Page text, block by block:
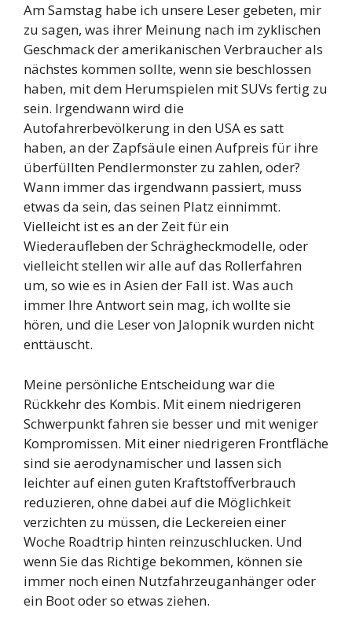
Am Samstag habe ich unsere Leser gebeten, mir
zu sagen, was ihrer Meinung nach im zyklischen
Geschmack der amerikanischen Verbraucher als
nächstes kommen sollte, wenn sie beschlossen
haben, mit dem Herumspielen mit SUVs fertig zu
sein. Irgendwann wird die
Autofahrerbevölkerung in den USA es satt
haben, an der Zapfsäule einen Aufpreis für ihre
überfüllten Pendlermonster zu zahlen, oder?
Wann immer das irgendwann passiert, muss
etwas da sein, das seinen Platz einnimmt.
Vielleicht ist es an der Zeit für ein
Wiederaufleben der Schrägheckmodelle, oder
vielleicht stellen wir alle auf das Rollerfahren
um, so wie es in Asien der Fall ist. Was auch
immer Ihre Antwort sein mag, ich wollte sie
hören, und die Leser von Jalopnik wurden nicht
enttäuscht.
Meine persönliche Entscheidung war die
Rückkehr des Kombis. Mit einem niedrigeren
Schwerpunkt fahren sie besser und mit weniger
Kompromissen. Mit einer niedrigeren Frontfläche
sind sie aerodynamischer und lassen sich
leichter auf einen guten Kraftstoffverbrauch
reduzieren, ohne dabei auf die Möglichkeit
verzichten zu müssen, die Leckereien einer
Woche Roadtrip hinten reinzuschlucken. Und
wenn Sie das Richtige bekommen, können sie
immer noch einen Nutzfahrzeuganhänger oder
ein Boot oder so etwas ziehen.